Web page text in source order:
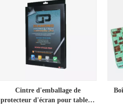
Cintre d'emballage de
protecteur d'écran pour tablette